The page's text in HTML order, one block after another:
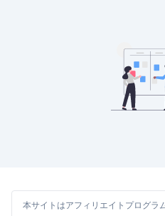
本サイトはアフィリエイトプログラ